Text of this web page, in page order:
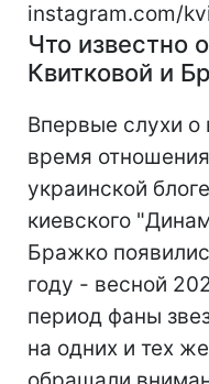
instagram.com/
Что известно
Квитковой и
Впервые слухи
время
украинской
киевского
Бражко
году - весной
период фаны
на одних и тех